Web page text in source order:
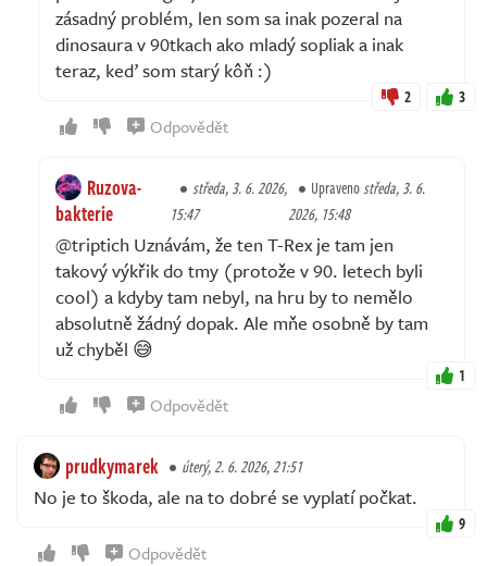
zásadný problém, len som sa inak pozeral na
dinosaura v 90tkach ako mladý sopliak a inak
teraz, keď som starý kôň :)
2 3
Odpovědět
Ruzova-
bakterie
středa, 3. 6. 2026,
15:47
Upravenostředa, 3. 6.
2026, 15:48
@triptich Uznávám, že ten T-Rex je tam jen
takový výkřik do tmy (protože v 90. letech byli
cool) a kdyby tam nebyl, na hru by to nemělo
absolutně žádný dopak. Ale mňe osobně by tam
už chyběl 😅
1
Odpovědět
prudkymarek úterý, 2. 6. 2026, 21:51
No je to škoda, ale na to dobré se vyplatí počkat.
9
Odpovědět